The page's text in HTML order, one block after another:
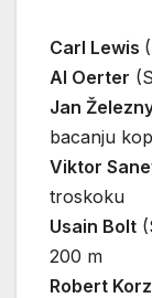
Carl Lewis
Al Oerter
Jan
bacanju
Viktor
troskoku
Usain Bolt
200 m
Robert